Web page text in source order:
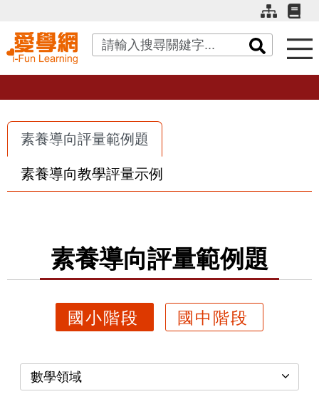
關鍵字搜尋
素養導向評量範例題
素養導向教學評量示例
素養導向評量範例題
國小階段 國中階段
數學領域